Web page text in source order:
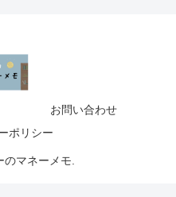
お問い合わせ
ポリシー
マネーメモ.